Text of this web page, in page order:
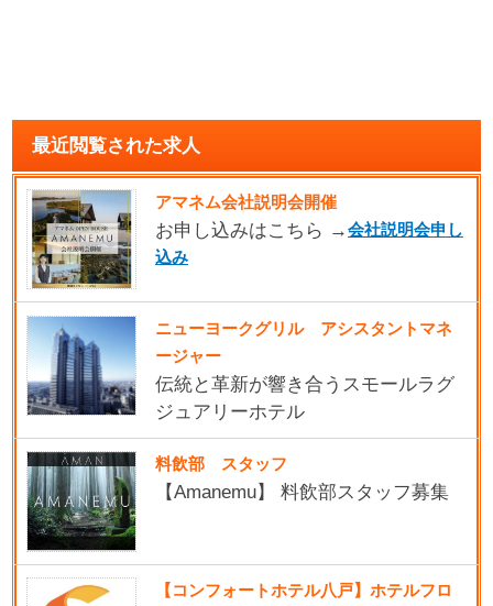
最近閲覧された求人
アマネム会社説明会開催
お申し込みはこちら →会社説明会申し
込み
ニューヨークグリル アシスタントマネ
ージャー
伝統と革新が響き合うスモールラグ
ジュアリーホテル
料飲部 スタッフ
【Amanemu】 料飲部スタッフ募集
【コンフォートホテル八戸】ホテルフロ